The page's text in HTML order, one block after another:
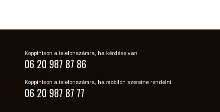
Koppintson a telefonszámra, ha kérdése van
06 20 987 87 86
Koppintson a telefonszámra, ha mobilon szeretne rendelni
06 20 987 87 77